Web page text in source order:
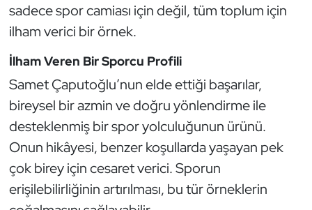
sadece spor camiası için değil, tüm toplum için
ilham verici bir örnek.
İlham Veren Bir Sporcu Profili
Samet Çaputoğlu’nun elde ettiği başarılar,
bireysel bir azmin ve doğru yönlendirme ile
desteklenmiş bir spor yolculuğunun ürünü.
Onun hikâyesi, benzer koşullarda yaşayan pek
çok birey için cesaret verici. Sporun
erişilebilirliğinin artırılması, bu tür örneklerin
Ragbi
Satranç
Su Topu
Sualtı Sporları
Tekvando
Tenis